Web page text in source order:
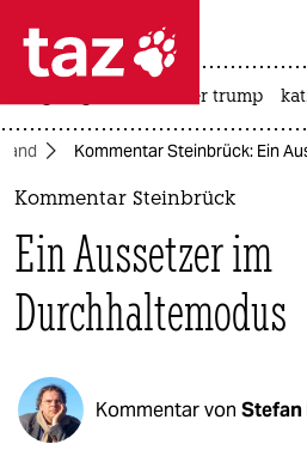
 taz zahl ich
taz zahl ich
politik
öko
gesellschaft
kultur
usa unter trump
Kommentar Steinbrück: Ein
Kommentar Steinbrück
Ein Aussetzer im
Durchhaltemodus
Kommentar von Stefan